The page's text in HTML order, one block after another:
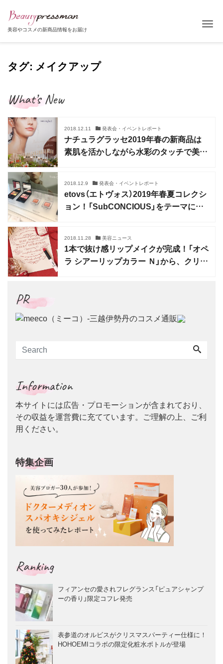
美容やコスメの新商品情報をお届け
タグ: メイクアップ
What’s New
2018.12.11 発表会・イベントレポート
ナチュラグラッセ2019年春の新商品は
素肌を活かしながら水彩のタッチで美し
2018.12.9 発表会・イベントレポート
etovs（エトヴォス）2019年春夏コレクシ
ョン！「SubCONCIOUS」をテーマにフ
2018.11.28 美容ニュース
1本で抜け感リップメイクが完成！「オペ
ラ シアーリップカラー Ｎ」から、クリス
PR
Information
本サイトには広告・プロモーションが含まれており、
その収益を運営費に充てています。ご理解の上、ご利
用ください。
特集企画
Ranking
フィアンセの愛されフレグランス「ピュアシャンプ
ーの香り」限定コフレ発売
表参道のオルビスがクリスマスパーティー仕様に！
HOHOEMIコラボの限定化粧水ボトルが登場